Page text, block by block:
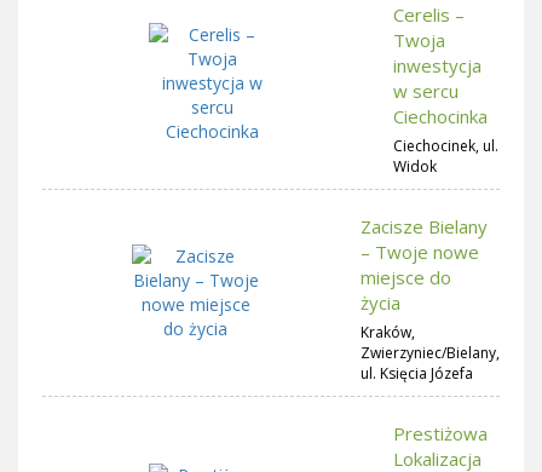
Cerelis –
Twoja
inwestycja
w sercu
Ciechocinka
Ciechocinek, ul.
Widok
Zacisze Bielany
– Twoje nowe
miejsce do
życia
Kraków,
Zwierzyniec/Bielany,
ul. Księcia Józefa
Prestiżowa
Lokalizacja